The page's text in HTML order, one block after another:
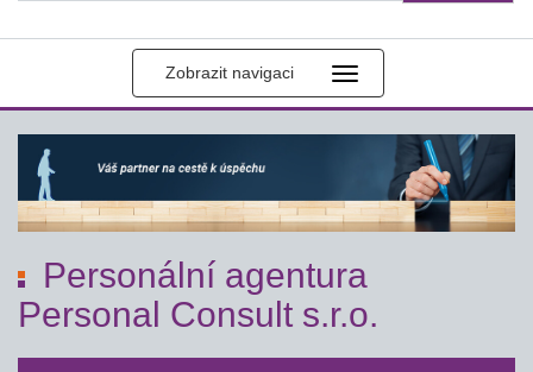
Zobrazit navigaci
Personální agentura
Personal Consult s.r.o.